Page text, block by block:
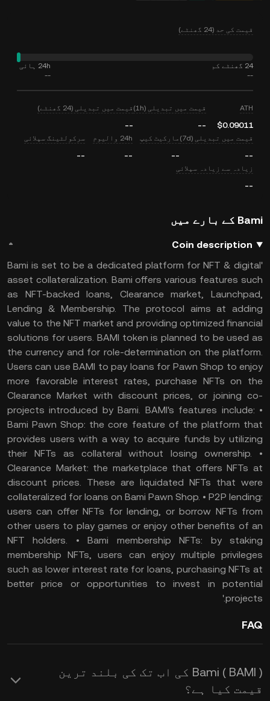
قیمت کی حد (24 گھنٹے)
24 گھنٹے کم
--
24h ہائی
--
ATH
$0.09011
قیمت میں تبدیلی (1h)
--
قیمت میں تبدیلی (24 گھنٹے)
--
قیمت میں تبدیلی (7d)
--
مارکیٹ کیپ
--
24h والیوم
--
سرکولٹینگ سپلائی
--
زیادہ سے زیادہ سپلائی
--
Bami کے بارے میں
Coin description
'Bami is set to be a dedicated platform for NFT & digital
asset collateralization. Bami offers various features such
as NFT-backed loans, Clearance market, Launchpad,
Lending & Membership. The protocol aims at adding
value to the NFT market and providing optimized financial
solutions for users. BAMI token is planned to be used as
the currency and for role-determination on the platform.
Users can use BAMI to pay loans for Pawn Shop to enjoy
more favorable interest rates, purchase NFTs on the
Clearance Market with discount prices, or joining co-
projects introduced by Bami. BAMI's features include: •
Bami Pawn Shop: the core feature of the platform that
provides users with a way to acquire funds by utilizing
their NFTs as collateral without losing ownership. •
Clearance Market: the marketplace that offers NFTs at
discount prices. These are liquidated NFTs that were
collateralized for loans on Bami Pawn Shop. • P2P lending:
users can offer NFTs for lending, or borrow NFTs from
other users to play games or enjoy other benefits of an
NFT holders. • Bami membership NFTs: by staking
membership NFTs, users can enjoy multiple privileges
such as lower interest rate for loans, purchasing NFTs at
better price or opportunities to invest in potential
projects.'
FAQ
Bami ( BAMI ) کی اب تک کی بلند ترین
قیمت کیا ہے؟